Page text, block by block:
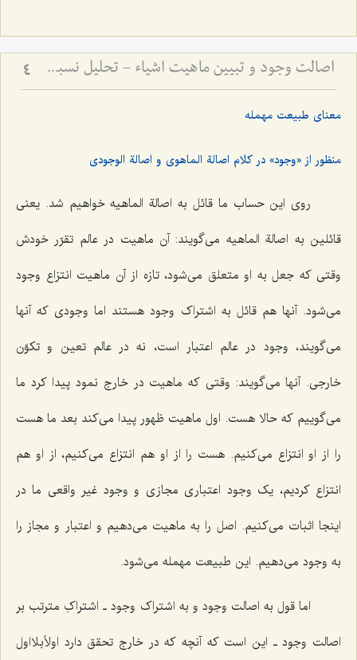
اصالت وجود و تبیین ماهیت اشیاء - تحلیل نسبت میان وجود واحد و کثرت ماهیات خارجی 4
معنای طبیعت مهمله
منظور از «وجود» در کلام اصالة الماهوی و اصالة الوجودی
روی این حساب ما قائل به اصالة الماهیه خواهیم شد. یعنی
قائلین به اصالة الماهیه می‌گویند: آن ماهیت در عالم تقرّر خودش
وقتی که جعل به او متعلق می‌شود، تازه از آن ماهیت انتزاع وجود
می‌شود. آنها هم قائل به اشتراک وجود هستند اما وجودی که آنها
می‌گویند، وجود در عالم اعتبار است، نه در عالم تعین و تکوّن
خارجی. آنها می‌گویند: وقتی که ماهیت در خارج نمود پیدا کرد ما
می‌گوییم که حالا هست. اول ماهیت ظهور پیدا می‌کند بعد ما هست
را از او انتزاع می‌کنیم. هست را از او هم انتزاع می‌کنیم، از او هم
انتزاع کردیم، یک وجود اعتباری مجازی و وجود غیر واقعی ما در
اینجا اثبات می‌کنیم. اصل را به ماهیت می‌دهیم و اعتبار و مجاز را
به وجود می‌دهیم. این طبیعت مهمله می‌شود.
اما قول به اصالت وجود و به اشتراک وجود ـ اشتراکِ مترتب بر
اصالت وجود ـ این است که آنچه که در خارج تحقق دارد اولاً‌بلا‌اول